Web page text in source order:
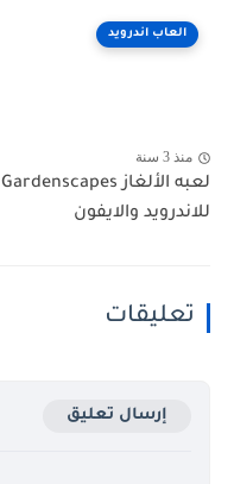
العاب اندرويد
منذ 3 سنة
لعبه الألغاز Gardenscapes
للاندرويد والايفون
تعليقات
إرسال تعليق